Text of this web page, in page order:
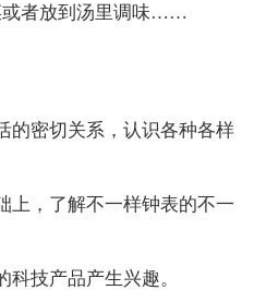
或者放到汤里调味……
的密切关系，认识各种各样
上，了解不一样钟表的不一
科技产品产生兴趣。